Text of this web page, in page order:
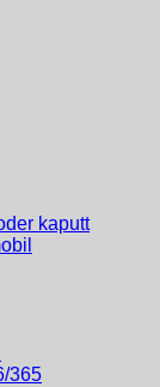
kaputt
365